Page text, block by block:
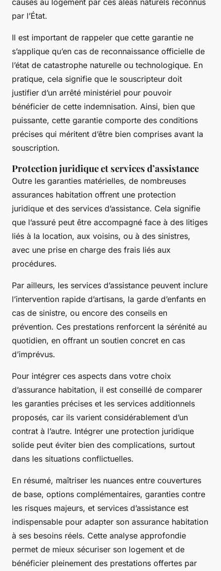
causés au logement par ces aléas naturels reconnus
par l’État.
Il est important de rappeler que cette garantie ne
s’applique qu’en cas de reconnaissance officielle de
l’état de catastrophe naturelle ou technologique. En
pratique, cela signifie que le souscripteur doit
justifier d’un arrêté ministériel pour pouvoir
bénéficier de cette indemnisation. Ainsi, bien que
puissante, cette garantie comporte des conditions
précises qui méritent d’être bien comprises avant la
souscription.
Protection juridique et services d’assistance
Outre les garanties matérielles, de nombreuses
assurances habitation offrent une protection
juridique et des services d’assistance. Cela signifie
que l’assuré peut être accompagné face à des litiges
liés à la location, aux voisins, ou à des sinistres,
avec une prise en charge des frais liés aux
procédures.
Par ailleurs, les services d’assistance peuvent inclure
l’intervention rapide d’artisans, la garde d’enfants en
cas de sinistre, ou encore des conseils en
prévention. Ces prestations renforcent la sérénité au
quotidien, en offrant un soutien concret en cas
d’imprévus.
Pour intégrer ces aspects dans votre choix
d’assurance habitation, il est conseillé de comparer
les garanties précises et les services additionnels
proposés, car ils varient considérablement d’un
contrat à l’autre. Intégrer une protection juridique
solide peut éviter bien des complications, surtout
dans les situations conflictuelles.
En résumé, maîtriser les nuances entre couvertures
de base, options complémentaires, garanties contre
les risques majeurs, et services d’assistance est
indispensable pour adapter son assurance habitation
à ses besoins réels. Cette analyse approfondie
permet de mieux sécuriser son logement et de
bénéficier pleinement des prestations offertes par